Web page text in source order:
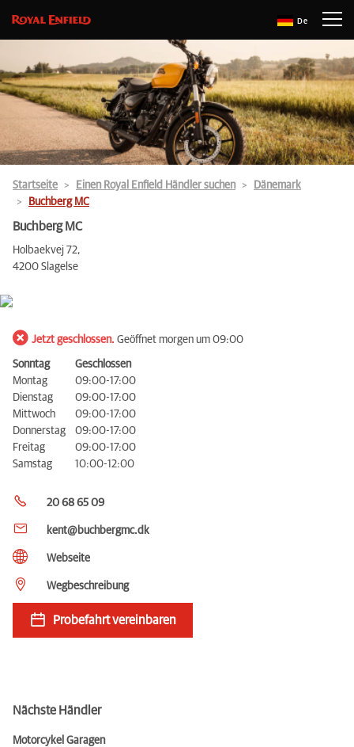
De
Startseite Einen Royal Enfield Händler suchen
Dänemark
Buchberg MC
Buchberg MC
Holbaekvej 72,
4200 Slagelse
Jetzt geschlossen. Geöffnet morgen um 09:00
Sonntag
Geschlossen
Montag
09:00-17:00
Dienstag
09:00-17:00
Mittwoch
09:00-17:00
Donnerstag
09:00-17:00
Freitag
09:00-17:00
Samstag
10:00-12:00
20 68 65 09
kent@buchbergmc.dk
Webseite
Wegbeschreibung
Probefahrt vereinbaren
Nächste Händler
Motorcykel Garagen